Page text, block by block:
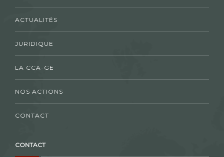
ACTUALITÉS
JURIDIQUE
LA CCA-GE
NOS ACTIONS
CONTACT
CONTACT